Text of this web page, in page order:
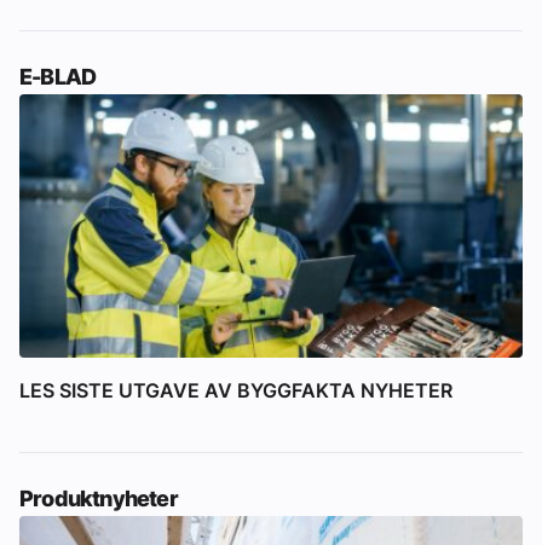
E-BLAD
LES SISTE UTGAVE AV BYGGFAKTA NYHETER
Produktnyheter